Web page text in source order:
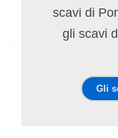
scavi di
gli scavi
Gli